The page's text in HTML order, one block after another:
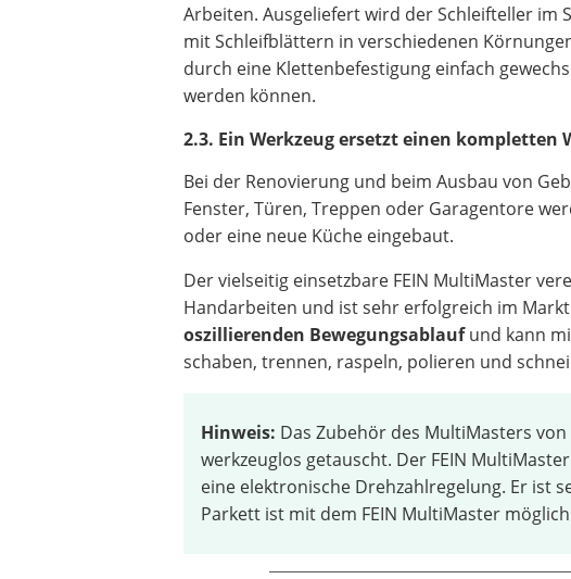
Arbeiten. Ausgeliefert wird der Schleifteller im
mit Schleifblättern in verschiedenen
durch eine Klettenbefestigung einfach
werden können.
2.3. Ein Werkzeug ersetzt einen kompletten
Bei der Renovierung und beim Ausbau von
Fenster, Türen, Treppen oder Garagentore
oder eine neue Küche eingebaut.
Der vielseitig einsetzbare FEIN MultiMaster
Handarbeiten und ist sehr erfolgreich im
oszillierenden Bewegungsablaufund kann
schaben, trennen, raspeln, polieren und
Hinweis: Das Zubehör des MultiMasters
werkzeuglos getauscht. Der FEIN
eine elektronische Drehzahlregelung. Er ist
Parkett ist mit dem FEIN MultiMaster